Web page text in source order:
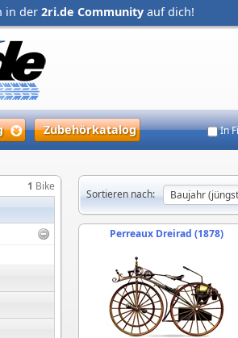
in der 2ri.de Community auf dich!
Zubehörkatalog In
1 Bike
Sortieren nach:
Perreaux Dreirad (1878)